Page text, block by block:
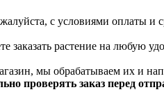
с условиями оплаты и
заказать растение на любую
мы обрабатываем их и
проверять заказ перед